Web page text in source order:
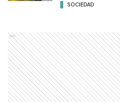
SOCIEDAD
Ads